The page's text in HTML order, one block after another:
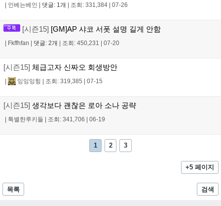
| 인베는베인 | 댓글: 1개 | 조회: 331,384 | 07-26
[시즌15] [GM]AP 샤코 서폿 설명 길게 안함
| Fkffhfan | 댓글: 2개 | 조회: 450,231 | 07-20
[시즌15] 체급고자 신짜오 회생방안
| 잉잉잉힝 | 조회: 319,385 | 07-15
[시즌15] 생각보다 괜찮은 로아 소나 공략
| 특별한루키들 | 조회: 341,706 | 06-19
1 2 3
+5 페이지
목록 검색